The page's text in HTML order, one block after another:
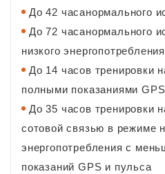
До 42 часанормального
До 72 часанормального
низкого энергопотребления
До 14 часов тренировки
полными показаниями
До 35 часов тренировки
сотовой связью в режиме
энергопотребления с
показаний GPS и пульса